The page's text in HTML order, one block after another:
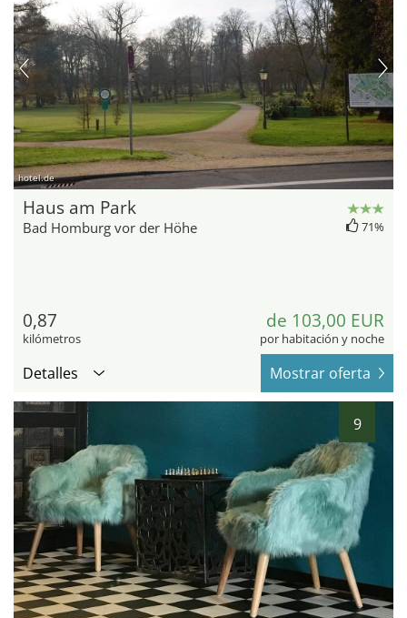
hotel.de
Haus am Park
Bad Homburg vor der Höhe 71%
0,87
kilómetros
de 103,00 EUR
por habitación y noche
Detalles Mostrar oferta
9